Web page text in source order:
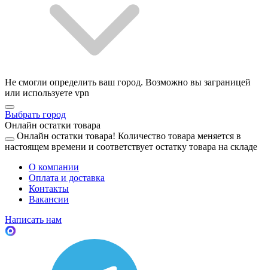
Не смогли определить ваш город. Возможно вы заграницей
или используете vpn
Выбрать город
Онлайн остатки товара
Онлайн остатки товара! Количество товара меняется в
настоящем времени и соответствует остатку товара на складе
О компании
Оплата и доставка
Контакты
Вакансии
Написать нам